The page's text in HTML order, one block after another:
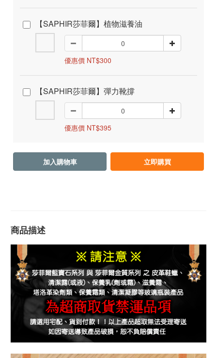
【SAPHIR莎菲爾】植物滋養油
優惠價 NT$300
【SAPHIR莎菲爾】彈力靴撐
優惠價 NT$395
加入購物車 立即購買
商品描述